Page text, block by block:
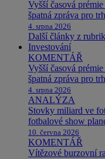
Vyšší časová
špatná zpráva pro
4. srpna 2026
Další články z
Investování
KOMENTÁŘ
Vyšší časová
špatná zpráva pro
4. srpna 2026
ANALÝZA
Stovky miliard ve
fotbalové show
10. června 2026
KOMENTÁŘ
Vítězové burzovní